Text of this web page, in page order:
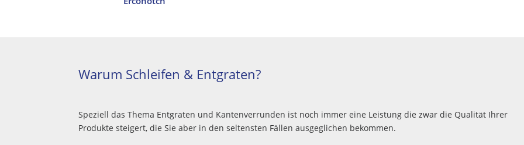
Warum Schleifen & Entgraten?
Speziell das Thema Entgraten und Kantenverrunden ist noch immer eine Leistung die zwar die Qualität Ihrer
Produkte steigert, die Sie aber in den seltensten Fällen ausgeglichen bekommen.